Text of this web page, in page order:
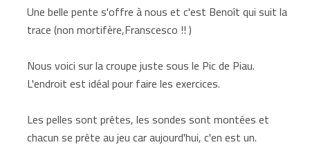
Une belle pente s'offre à nous et c'est Benoît qui suit la
trace (non mortifère,Franscesco !! )
Nous voici sur la croupe juste sous le Pic de Piau.
L'endroit est idéal pour faire les exercices.
Les pelles sont prêtes, les sondes sont montées et
chacun se prête au jeu car aujourd'hui, c'en est un.